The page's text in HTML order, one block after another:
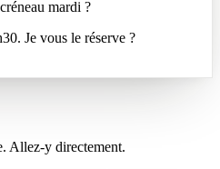
créneau mardi ?
Je vous le réserve ?
Allez-y directement.